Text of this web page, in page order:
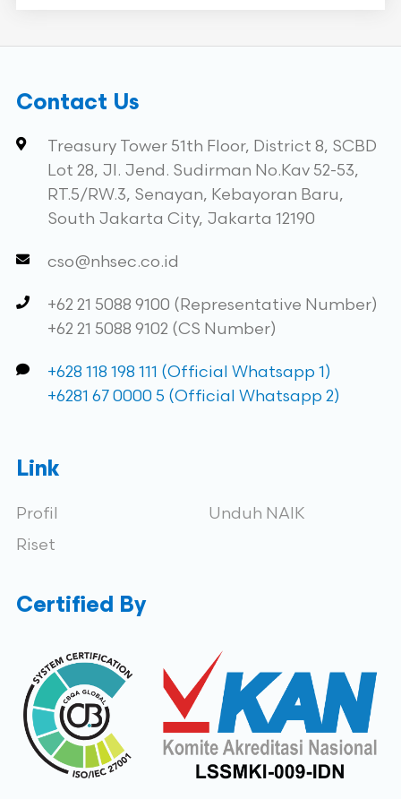
Contact Us
Treasury Tower 51th Floor, District 8, SCBD
Lot 28, Jl. Jend. Sudirman No.Kav 52-53,
RT.5/RW.3, Senayan, Kebayoran Baru,
South Jakarta City, Jakarta 12190
cso@nhsec.co.id
+62 21 5088 9100 (Representative Number)
+62 21 5088 9102 (CS Number)
+628 118 198 111 (Official Whatsapp 1)
+6281 67 0000 5 (Official Whatsapp 2)
Link
Profil
Riset
Unduh NAIK
Certified By